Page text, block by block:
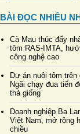
BÀI ĐỌC NHIỀU
Cà Mau thúc đẩy
tôm RAS-IMTA,
công nghệ cao
Dự án nuôi tôm
Ngãi chạy đua tiến
thả giống
Doanh nghiệp Ba
Việt Nam, mở rộng
chiều